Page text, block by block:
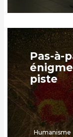
Pas-à-
piste
Humanisme